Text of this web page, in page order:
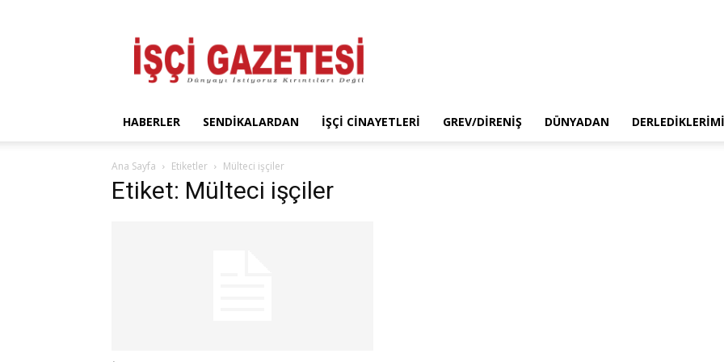
Gazetesi
HABERLER SENDIKALARDAN İŞÇI CINAYETLERI GREV/DIRENIŞ DÜNYADAN
Ana Sayfa Etiketler Mülteci işçiler
Etiket: Mülteci işçiler